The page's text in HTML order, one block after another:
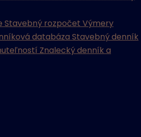
Stavebný rozpočet Výmery
databáza Stavebný denník
Znalecký denník a